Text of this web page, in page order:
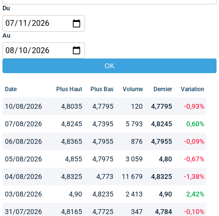
Du
Au
Date Plus Haut Plus Bas Volume Dernier Variation
10/08/2026 4,8035 4,7795 120 4,7795 -0,93%
07/08/2026 4,8245 4,7395 5 793 4,8245 0,60%
06/08/2026 4,8365 4,7955 876 4,7955 -0,09%
05/08/2026 4,855 4,7975 3 059 4,80 -0,67%
04/08/2026 4,8325 4,773 11 679 4,8325 -1,38%
03/08/2026 4,90 4,8235 2 413 4,90 2,42%
31/07/2026 4,8165 4,7725 347 4,784 -0,10%